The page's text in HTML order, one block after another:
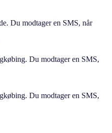
Du modtager en SMS, når
Du modtager en SMS,
Du modtager en SMS,